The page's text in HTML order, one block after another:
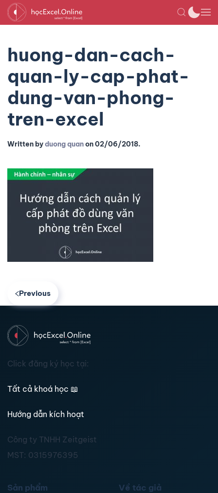
huong-dan-cach-
quan-ly-cap-phat-
dung-van-phong-
tren-excel
Written byduong quanon02/06/2018.
Previous
Click đăng ký học tại:
Tất cả khoá học 📖
Hướng dẫn kích hoạt
Công ty TNHH Zeitgeist
MST: 0315976395
Sản phẩm Về tác giả